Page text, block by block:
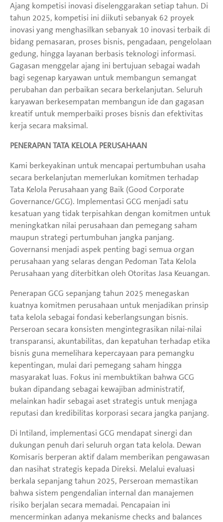
Ajang kompetisi inovasi diselenggarakan setiap tahun. Di
tahun 2025, kompetisi ini diikuti sebanyak 62 proyek
inovasi yang menghasilkan sebanyak 10 inovasi terbaik di
bidang pemasaran, proses bisnis, pengadaan, pengelolaan
gedung, hingga layanan berbasis teknologi informasi.
Gagasan menggelar ajang ini bertujuan sebagai wadah
bagi segenap karyawan untuk membangun semangat
perubahan dan perbaikan secara berkelanjutan. Seluruh
karyawan berkesempatan membangun ide dan gagasan
kreatif untuk memperbaiki proses bisnis dan efektivitas
kerja secara maksimal.
PENERAPAN TATA KELOLA PERUSAHAAN
Kami berkeyakinan untuk mencapai pertumbuhan usaha
secara berkelanjutan memerlukan komitmen terhadap
Tata Kelola Perusahaan yang Baik (Good Corporate
Governance/GCG). Implementasi GCG menjadi satu
kesatuan yang tidak terpisahkan dengan komitmen untuk
meningkatkan nilai perusahaan dan pemegang saham
maupun strategi pertumbuhan jangka panjang.
Governansi menjadi aspek penting bagi semua organ
perusahaan yang selaras dengan Pedoman Tata Kelola
Perusahaan yang diterbitkan oleh Otoritas Jasa Keuangan.
Penerapan GCG sepanjang tahun 2025 menegaskan
kuatnya komitmen perusahaan untuk menjadikan prinsip
tata kelola sebagai fondasi keberlangsungan bisnis.
Perseroan secara konsisten mengintegrasikan nilai-nilai
transparansi, akuntabilitas, dan kepatuhan terhadap etika
bisnis guna memelihara kepercayaan para pemangku
kepentingan, mulai dari pemegang saham hingga
masyarakat luas. Fokus ini membuktikan bahwa GCG
bukan dipandang sebagai kewajiban administratif,
melainkan hadir sebagai aset strategis untuk menjaga
reputasi dan kredibilitas korporasi secara jangka panjang.
Di Intiland, implementasi GCG mendapat sinergi dan
dukungan penuh dari seluruh organ tata kelola. Dewan
Komisaris berperan aktif dalam memberikan pengawasan
dan nasihat strategis kepada Direksi. Melalui evaluasi
berkala sepanjang tahun 2025, Perseroan memastikan
bahwa sistem pengendalian internal dan manajemen
risiko berjalan secara memadai. Pencapaian ini
mencerminkan adanya mekanisme checks and balances